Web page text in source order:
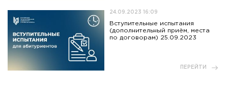
24.09.2023 16:09
Вступительные испытания
(дополнительный приём, места
по договорам) 25.09.2023
ПЕРЕЙТИ